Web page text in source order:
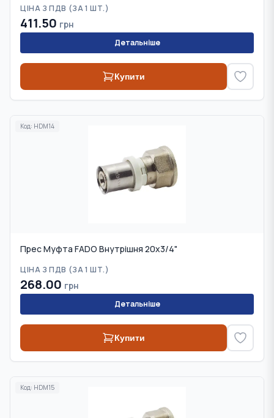
ЦІНА З ПДВ (ЗА 1 ШТ.)
411.50 грн
Детальніше
Купити
Код: HDM14
Прес Муфта FADO Внутрішня 20х3/4"
ЦІНА З ПДВ (ЗА 1 ШТ.)
268.00 грн
Детальніше
Купити
Код: HDM15